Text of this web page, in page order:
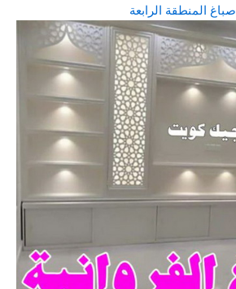
صباغ المنطقة الرابعة